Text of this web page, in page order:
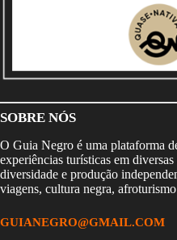
SOBRE NÓS
O Guia Negro é uma plataforma
experiências turísticas em
diversidade e produção
viagens, cultura negra,
GUIANEGRO@GMAIL.COM